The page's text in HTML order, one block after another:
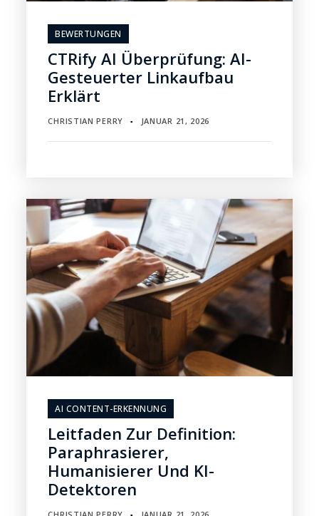
BEWERTUNGEN
CTRify AI Überprüfung: AI-
Gesteuerter Linkaufbau
Erklärt
CHRISTIAN PERRY ▪ JANUAR 21, 2026
AI CONTENT-ERKENNUNG
Leitfaden Zur Definition:
Paraphrasierer,
Humanisierer Und KI-
Detektoren